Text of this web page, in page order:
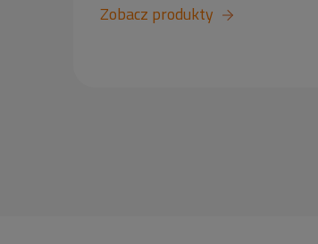
Zobacz produkty